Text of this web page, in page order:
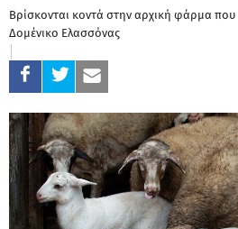
Βρίσκονται κοντά στην αρχική φάρμα που
Δομένικο Ελασσόνας